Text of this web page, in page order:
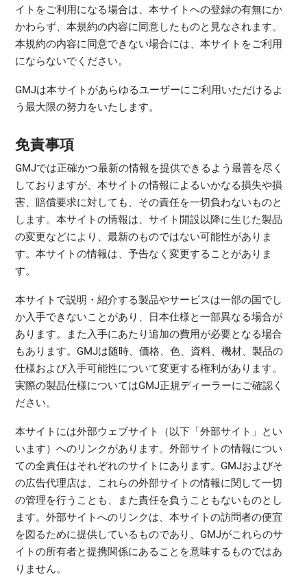
イトをご利用になる場合は、本サイトへの登録の有無にか
かわらず、本規約の内容に同意したものと見なされます。
本規約の内容に同意できない場合には、本サイトをご利用
にならないでください。
GMJは本サイトがあらゆるユーザーにご利用いただけるよ
う最大限の努力をいたします。
免責事項
GMJでは正確かつ最新の情報を提供できるよう最善を尽く
しておりますが、本サイトの情報によるいかなる損失や損
害、賠償要求に対しても、その責任を一切負わないものと
します。本サイトの情報は、サイト開設以降に生じた製品
の変更などにより、最新のものではない可能性がありま
す。本サイトの情報は、予告なく変更することがありま
す。
本サイトで説明・紹介する製品やサービスは一部の国でし
か入手できないことがあり、日本仕様と一部異なる場合が
あります。また入手にあたり追加の費用が必要となる場合
もあります。GMJは随時、価格、色、資料、機材、製品の
仕様および入手可能性について変更する権利があります。
実際の製品仕様についてはGMJ正規ディーラーにご確認く
ださい。
本サイトには外部ウェブサイト（以下「外部サイト」とい
います）へのリンクがあります。外部サイトの情報につい
ての全責任はそれぞれのサイトにあります。GMJおよびそ
の広告代理店は、これらの外部サイトの情報に関して一切
の管理を行うことも、また責任を負うこともないものとし
ます。外部サイトへのリンクは、本サイトの訪問者の便宜
を図るために提供しているものであり、GMJがこれらのサ
イトの所有者と提携関係にあることを意味するものではあ
りません。